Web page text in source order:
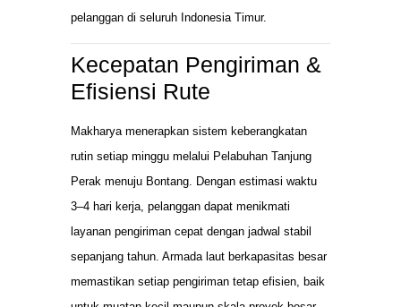
pelanggan di seluruh Indonesia Timur.
Kecepatan Pengiriman &
Efisiensi Rute
Makharya menerapkan sistem keberangkatan
rutin setiap minggu melalui Pelabuhan Tanjung
Perak menuju Bontang. Dengan estimasi waktu
3–4 hari kerja, pelanggan dapat menikmati
layanan pengiriman cepat dengan jadwal stabil
sepanjang tahun. Armada laut berkapasitas besar
memastikan setiap pengiriman tetap efisien, baik